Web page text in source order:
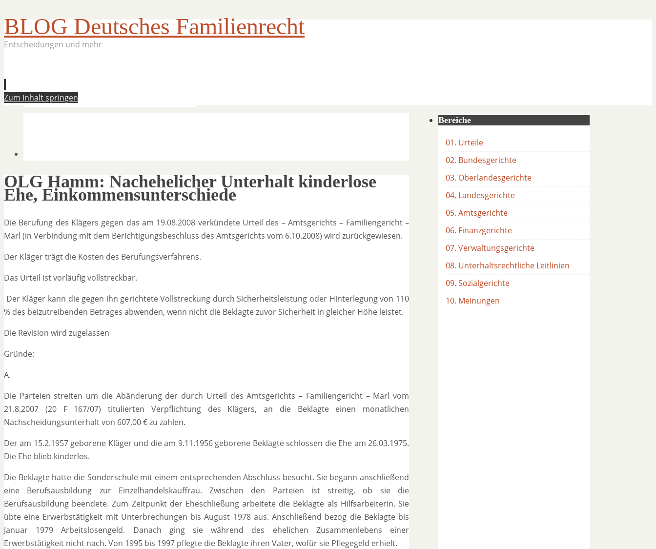
BLOG Deutsches Familienrecht
Entscheidungen und mehr
Zum Inhalt springen
OLG Hamm: Nachehelicher Unterhalt kinderlose
Ehe, Einkommensunterschiede
Die Berufung des Klägers gegen das am 19.08.2008 verkündete Urteil des – Amtsgerichts – Familiengericht –
Marl (in Verbindung mit dem Berichtigungsbeschluss des Amtsgerichts vom 6.10.2008) wird zurückgewiesen.
Der Kläger trägt die Kosten des Berufungsverfahrens.
Das Urteil ist vorläufig vollstreckbar.
Der Kläger kann die gegen ihn gerichtete Vollstreckung durch Sicherheitsleistung oder Hinterlegung von 110
% des beizutreibenden Betrages abwenden, wenn nicht die Beklagte zuvor Sicherheit in gleicher Höhe leistet.
Die Revision wird zugelassen
Gründe:
A.
Die Parteien streiten um die Abänderung der durch Urteil des Amtsgerichts – Familiengericht – Marl vom
21.8.2007 (20 F 167/07) titulierten Verpflichtung des Klägers, an die Beklagte einen monatlichen
Nachscheidungsunterhalt von 607,00 € zu zahlen.
Der am 15.2.1957 geborene Kläger und die am 9.11.1956 geborene Beklagte schlossen die Ehe am 26.03.1975.
Die Ehe blieb kinderlos.
Die Beklagte hatte die Sonderschule mit einem entsprechenden Abschluss besucht. Sie begann anschließend
eine Berufsausbildung zur Einzelhandelskauffrau. Zwischen den Parteien ist streitig, ob sie die
Berufsausbildung beendete. Zum Zeitpunkt der Eheschließung arbeitete die Beklagte als Hilfsarbeiterin. Sie
übte eine Erwerbstätigkeit mit Unterbrechungen bis August 1978 aus. Anschließend bezog die Beklagte bis
Januar 1979 Arbeitslosengeld. Danach ging sie während des ehelichen Zusammenlebens einer
Erwerbstätigkeit nicht nach. Von 1995 bis 1997 pflegte die Beklagte ihren Vater, wofür sie Pflegegeld erhielt.
Bereiche
01. Urteile
02. Bundesgerichte
03. Oberlandesgerichte
04, Landesgerichte
05. Amtsgerichte
06. Finanzgerichte
07. Verwaltungsgerichte
08. Unterhaltsrechtliche Leitlinien
09. Sozialgerichte
10. Meinungen